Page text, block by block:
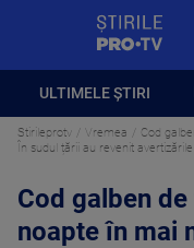
ULTIMELE ȘTIRI
Stirileprotv Vremea
Cod
În sudul țării au revenit
Cod galben
noapte în mai